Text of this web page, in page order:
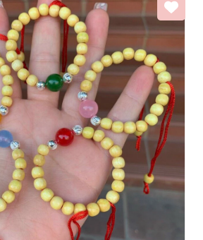
Mã giảm giá:
Ngày hết hạn: